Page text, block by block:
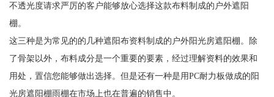
不透光度请求严厉的客户能够放心选择这款布料制成的户外遮阳
棚。
这三种是为常见的的几种遮阳布资料制成的户外阳光房遮阳棚。除
了骨架以外，布料成分是一个重要的要素，经过理解资料的效果和
用处，置信您能够做出选择。但是还有一种是用PC耐力板做成的阳
光房遮阳棚雨棚在市场上也在普遍的销售中。